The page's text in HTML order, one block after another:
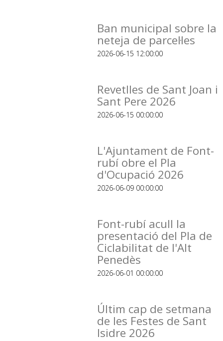
Ban municipal sobre la
neteja de parcel·les
2026-06-15 12:00:00
Revetlles de Sant Joan i
Sant Pere 2026
2026-06-15 00:00:00
L'Ajuntament de Font-
rubí obre el Pla
d'Ocupació 2026
2026-06-09 00:00:00
Font-rubí acull la
presentació del Pla de
Ciclabilitat de l'Alt
Penedès
2026-06-01 00:00:00
Últim cap de setmana
de les Festes de Sant
Isidre 2026